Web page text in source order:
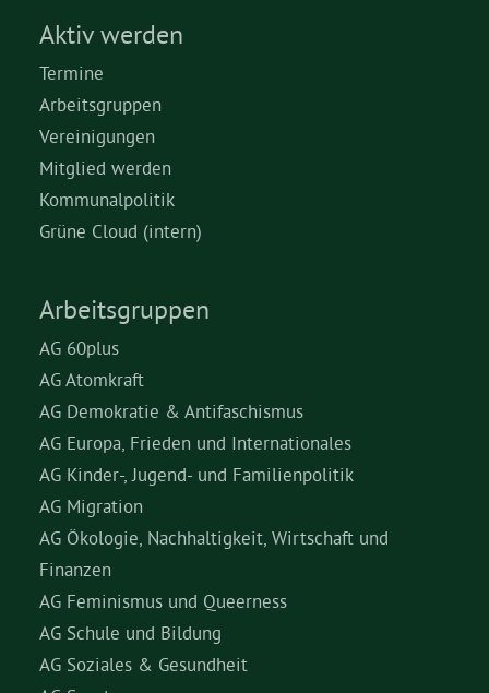
Mitglied werden
Kommunalpolitik
CampusGrün
Aktuelles
Termine
Kontakt
Aktiv werden
Termine
Arbeitsgruppen
Vereinigungen
Mitglied werden
Kommunalpolitik
Grüne Cloud (intern)
Arbeitsgruppen
AG 60plus
AG Atomkraft
AG Demokratie & Antifaschismus
AG Europa, Frieden und Internationales
AG Kinder-, Jugend- und Familienpolitik
AG Migration
AG Ökologie, Nachhaltigkeit, Wirtschaft und
Finanzen
AG Feminismus und Queerness
AG Schule und Bildung
AG Soziales & Gesundheit